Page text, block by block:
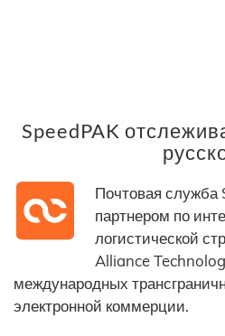
SpeedPAK
Почтовая служба
партнером по
логистической
Alliance
международных
электронной коммерции.